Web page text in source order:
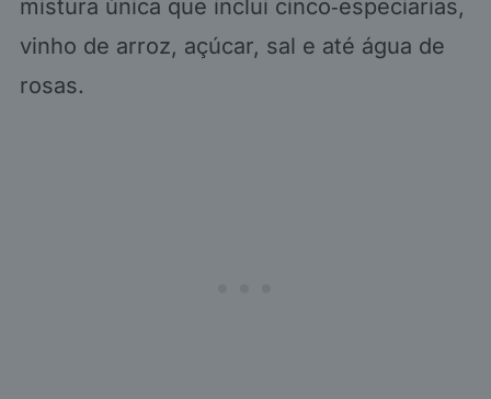
mistura única que inclui cinco‑especiarias,
vinho de arroz, açúcar, sal e até água de
rosas.